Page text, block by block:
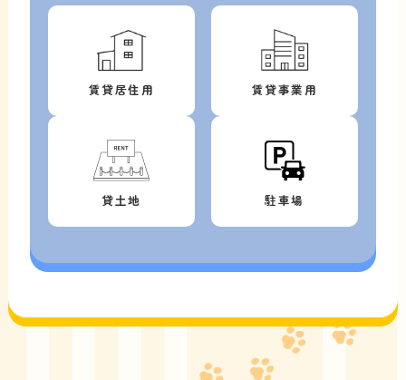
賃貸居住用 賃貸事業用
貸土地 駐車場